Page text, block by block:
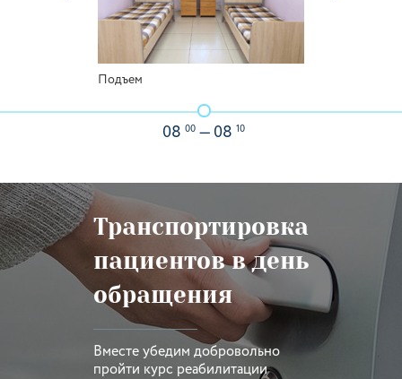
Подъем
08 00 — 08 10
Транспортировка
пациентов в день
обращения
Вместе убедим добровольно
пройти курс реабилитации